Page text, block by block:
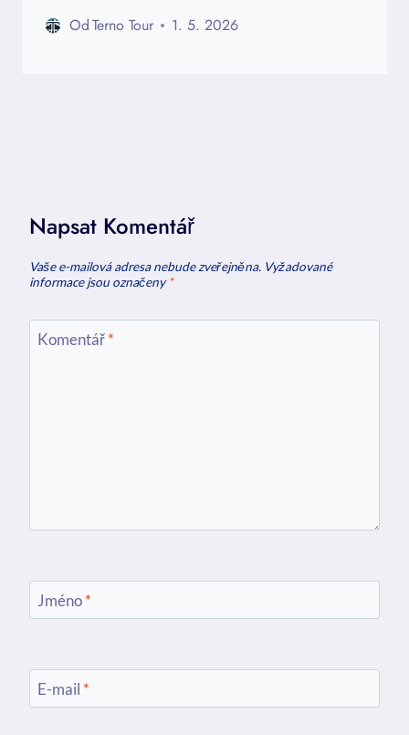
OdTerno Tour 1. 5. 2026
Napsat Komentář
Vaše e-mailová adresa nebude zveřejněna. Vyžadované
informace jsou označeny*
Komentář*
Jméno*
E-mail *